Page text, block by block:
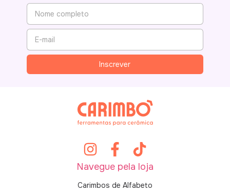
Navegue pela loja
Carimbos de Alfabeto